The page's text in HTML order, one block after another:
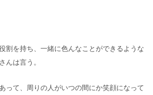
割を持ち、一緒に色んなことができるような
んは言う。
って、周りの人がいつの間にか笑顔になって